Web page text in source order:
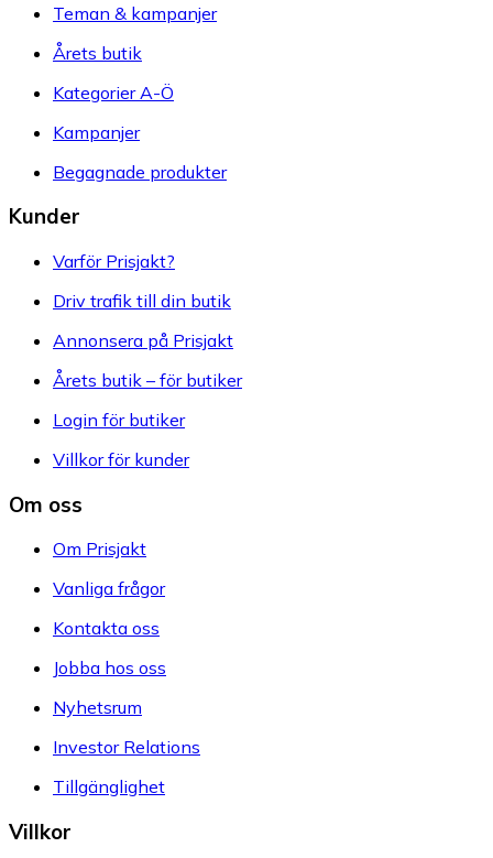
Teman & kampanjer
Årets butik
Kategorier A-Ö
Kampanjer
Begagnade produkter
Kunder
Varför Prisjakt?
Driv trafik till din butik
Annonsera på Prisjakt
Årets butik – för butiker
Login för butiker
Villkor för kunder
Om oss
Om Prisjakt
Vanliga frågor
Kontakta oss
Jobba hos oss
Nyhetsrum
Investor Relations
Tillgänglighet
Villkor